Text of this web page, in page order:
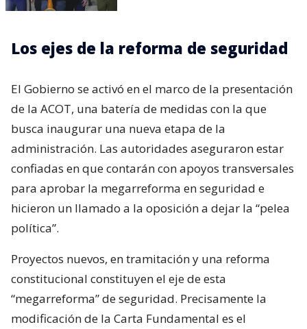
Los ejes de la reforma de seguridad
El Gobierno se activó en el marco de la presentación
de la ACOT, una batería de medidas con la que
busca inaugurar una nueva etapa de la
administración. Las autoridades aseguraron estar
confiadas en que contarán con apoyos transversales
para aprobar la megarreforma en seguridad e
hicieron un llamado a la oposición a dejar la “pelea
política”.
Proyectos nuevos, en tramitación y una reforma
constitucional constituyen el eje de esta
“megarreforma” de seguridad. Precisamente la
modificación de la Carta Fundamental es el